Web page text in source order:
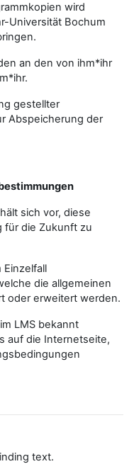
wird
Universität Bochum
an den von ihm*ihr
gestellter
Abspeicherung der
sich vor, diese
für die Zukunft zu
Einzelfall
die allgemeinen
oder erweitert werden.
LMS bekannt
auf die Internetseite,
text.